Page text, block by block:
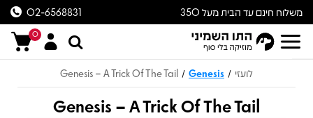
משלוח חינם עד הבית מעל 350
ש״ח
02-6568831
0
לועזי /
Genesis
/
Genesis – A Trick Of The Tail
Genesis – A Trick Of The Tail